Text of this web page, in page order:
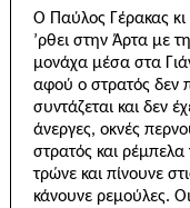
Ο Παύλος Γέρακας κι
’ρθει στην Άρτα με
μονάχα μέσα στα
αφού ο στρατός δεν
συντάζεται και δεν
άνεργες, οκνές
στρατός και ρέμπελα
τρώνε και πίνουνε
κάνουνε ρεμούλες.